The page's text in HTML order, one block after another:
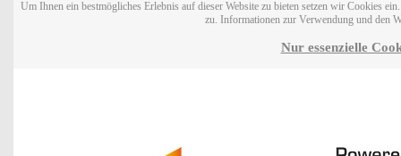
Um Ihnen ein bestmögliches Erlebnis auf dieser Website zu bieten setzen wir Cookies
zu. Informationen zur Verwendung und den
Nur essenzielle